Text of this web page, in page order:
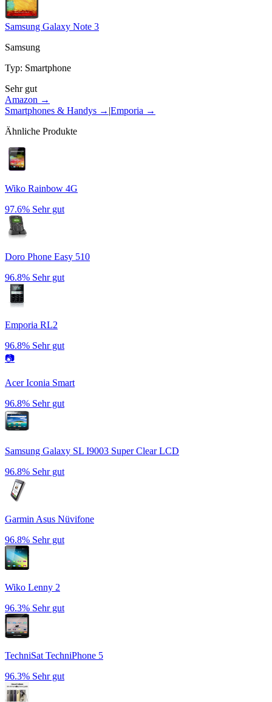
Samsung Galaxy Note 3
Samsung
Typ: Smartphone
Sehr gut
Amazon →
Smartphones & Handys → |Emporia →
Ähnliche Produkte
Wiko Rainbow 4G
97.6% Sehr gut
Doro Phone Easy 510
96.8% Sehr gut
Emporia RL2
96.8% Sehr gut
📷
Acer Iconia Smart
96.8% Sehr gut
Samsung Galaxy SL I9003 Super Clear LCD
96.8% Sehr gut
Garmin Asus Nüvifone
96.8% Sehr gut
Wiko Lenny 2
96.3% Sehr gut
TechniSat TechniPhone 5
96.3% Sehr gut